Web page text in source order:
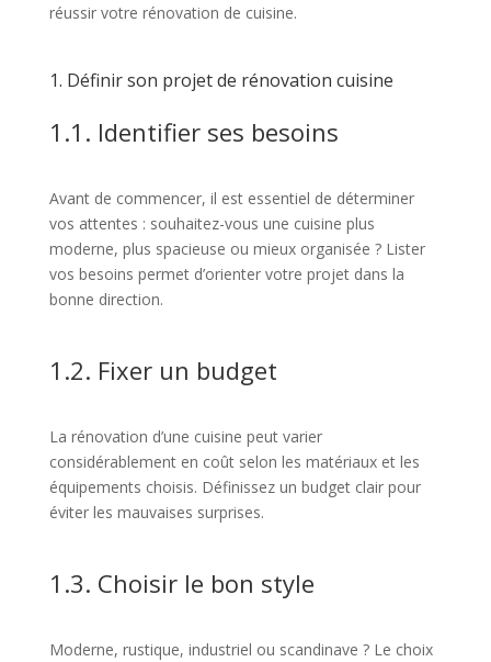
réussir votre rénovation de cuisine.
1. Définir son projet de rénovation cuisine
1.1. Identifier ses besoins
Avant de commencer, il est essentiel de déterminer
vos attentes : souhaitez-vous une cuisine plus
moderne, plus spacieuse ou mieux organisée ? Lister
vos besoins permet d’orienter votre projet dans la
bonne direction.
1.2. Fixer un budget
La rénovation d’une cuisine peut varier
considérablement en coût selon les matériaux et les
équipements choisis. Définissez un budget clair pour
éviter les mauvaises surprises.
1.3. Choisir le bon style
Moderne, rustique, industriel ou scandinave ? Le choix